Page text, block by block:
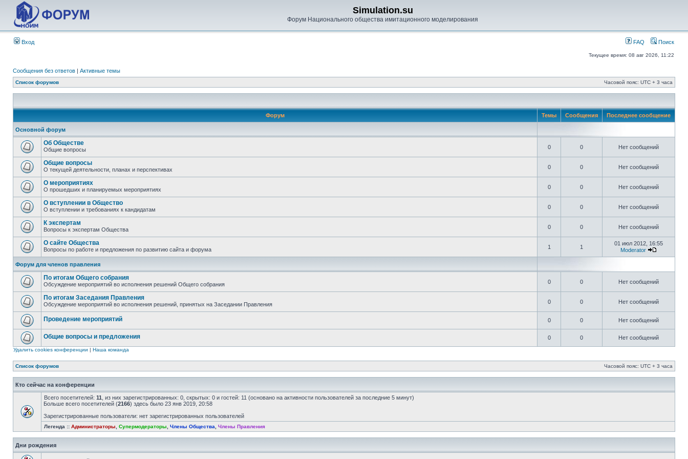
Simulation.su
Форум Национального общества имитационного моделирования
Вход FAQ Поиск
Текущее время: 08 авг 2026, 11:22
Сообщения без ответов | Активные темы
Список форумов Часовой пояс: UTC + 3 часа
Форум Темы Сообщения Последнее сообщение
Основной форум
Об Обществе
Общие вопросы 0 0 Нет сообщений
Общие вопросы
О текущей деятельности, планах и перспективах 0 0 Нет сообщений
О мероприятиях
О прошедших и планируемых мероприятиях 0 0 Нет сообщений
О вступлении в Общество
О вступлении и требованиях к кандидатам 0 0 Нет сообщений
К экспертам
Вопросы к экспертам Общества 0 0 Нет сообщений
О сайте Общества
Вопросы по работе и предложения по развитию сайта и форума 1 1
01 июл 2012, 16:55
Moderator
Форум для членов правления
По итогам Общего собрания
Обсуждение мероприятий во исполнения решений Общего собрания 0 0 Нет сообщений
По итогам Заседания Правления
Обсуждение мероприятий во исполнения решений, принятых на Заседании Правления 0 0 Нет сообщений
Проведение мероприятий 0 0 Нет сообщений
Общие вопросы и предложения 0 0 Нет сообщений
Удалить cookies конференции | Наша команда
Список форумов Часовой пояс: UTC + 3 часа
Кто сейчас на конференции
Всего посетителей: 11 , из них зарегистрированных: 0, скрытых: 0 и гостей: 11 (основано на активности пользователей за последние 5 минут)
Больше всего посетителей (2166) здесь было 23 янв 2019, 20:58
Зарегистрированные пользователи: нет зарегистрированных пользователей
Легенда :: Администраторы Супермодераторы Члены Общества Члены Правления
Дни рождения